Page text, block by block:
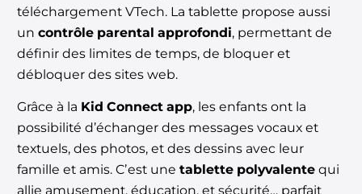
téléchargement VTech. La tablette propose aussi
un contrôle parental approfondi, permettant de
définir des limites de temps, de bloquer et
débloquer des sites web.
Grâce à la Kid Connect app, les enfants ont la
possibilité d’échanger des messages vocaux et
textuels, des photos, et des dessins avec leur
famille et amis. Cʼest une tablette polyvalente qui
allie amusement, éducation, et sécurité… parfait